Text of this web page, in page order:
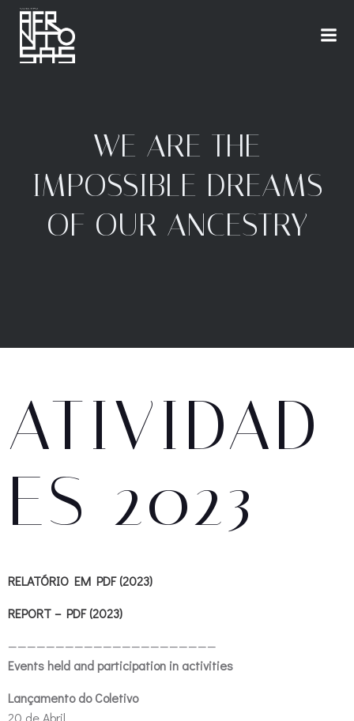
WE ARE THE
IMPOSSIBLE DREAMS
OF OUR ANCESTRY
ATIVIDAD
ES 2023
RELATÓRIO EM PDF (2023)
REPORT – PDF (2023)
——————————————————————
Events held and participation in activities
Lançamento do Coletivo
20 de Abril